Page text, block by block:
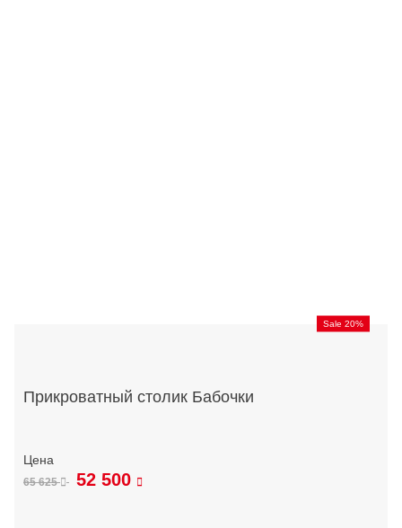
Sale 20%
Прикроватный столик Бабочки
65 625 52 500